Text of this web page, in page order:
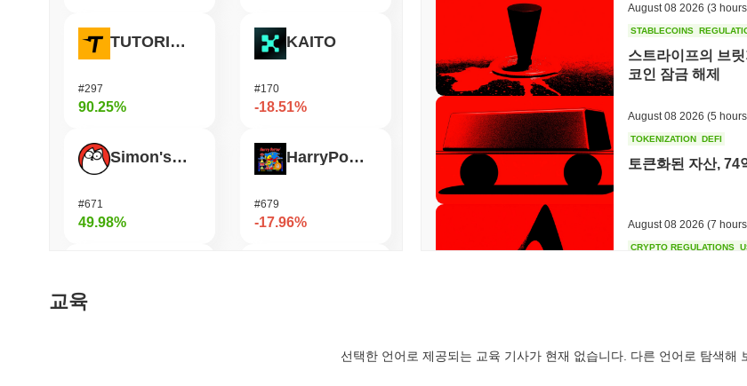
장성을 향상시키기 위한 제로 지식 증명과 같은 플랫폼의
리지를 지원하여 다양한 애플리케이션과 서비스에서 기능
내에서 적극적으로 참여할 수 있는 강력한 프레임워크를 제
zkLink은 여전히 활동적이거나 관련성이 있나요?
zkLink은 최근 업데이트와 커뮤니티 참여를 통해 여전히
향상시키기 위한 중요한 업그레이드를 발표했습니다. 개
술을 최적화하는 데 집중되고 있습니다. 이 프로젝트는 다
참여를 나타냅니다. 또한, zkLink은 여러 분산 애플리케이
니다. 이러한 통합은 레이어 2 솔루션의 성장하는 환경에
뮤니티 투표를 통해 이해관계자의 지속적인 참여를 반영하
록체인 분야에서 계속해서 관련성을 유지하고 있음을 지
zkLink은 누구를 위해 설계되었나요?
여 확장 가능하고 안전한 애플리케이션의 생성을 간소화
분산 금융(DeFi)에서 대체 불가능한 토큰(NFT)에 이르기까
TUTORIAL
#297
90.25%
Simon's Cat
#671
49.98%
KAITO
#170
-18.51%
HarryPotterObamaSonic10Inu (ETH)
#679
-17.96%
August 08 2026 (3
STABLECOINS
스트라이프의 브
코인 잠금 해제
August 08 2026 (5
TOKENIZATION DEFI
토큰화된 자산, 74
August 08 2026 (7
CRYPTO REGULATIONS
TOKENIZATION TETHER
교육
선택한 언어로 제공되는 교육 기사가 현재 없습니다. 다른 언어로 탐색해